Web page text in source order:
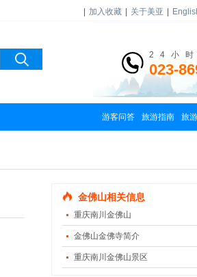
加入收藏 关于美亚
24小时
023-
游客问答 旅游指南 旅
金佛山相关信息
重庆南川金佛山
金佛山金佛寺简介
重庆南川金佛山景区